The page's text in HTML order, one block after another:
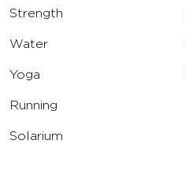
Strength
Water
Yoga
Running
Solarium